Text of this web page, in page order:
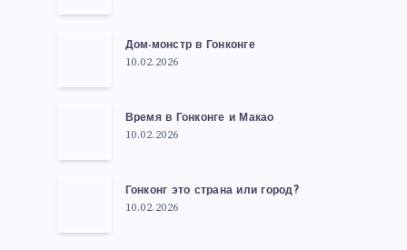
Дом-монстр в Гонконге
10.02.2026
Время в Гонконге и Макао
10.02.2026
Гонконг это страна или город?
10.02.2026